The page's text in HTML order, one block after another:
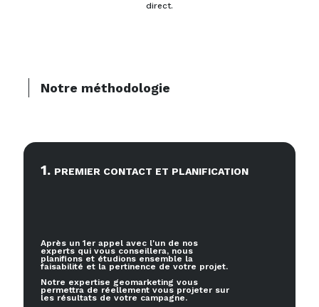
direct.
Notre méthodologie
1. PREMIER CONTACT ET PLANIFICATION
Après un 1er appel avec l'un de nos
experts qui vous conseillera, nous
planifions et étudions ensemble la
faisabilité et la pertinence de votre projet.
Notre expertise geomarketing vous
permettra de réellement vous projeter sur
les résultats de votre campagne.